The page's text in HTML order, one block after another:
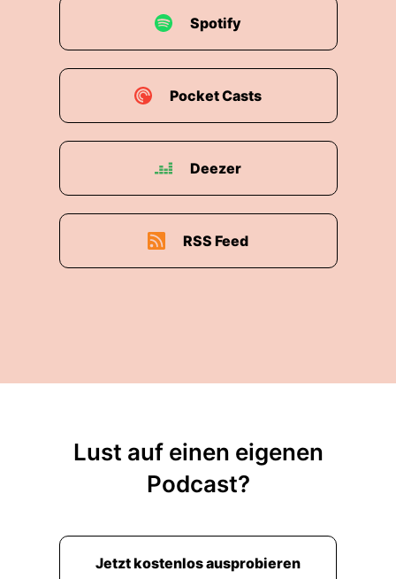
Spotify
Pocket Casts
Deezer
RSS Feed
Lust auf einen eigenen
Podcast?
Jetzt kostenlos ausprobieren